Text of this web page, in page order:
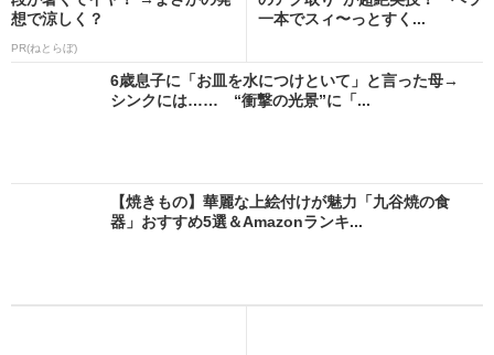
想で涼しく？
PR(ねとらぼ)
一本でスィ〜っとすく...
6歳息子に「お皿を水につけといて」と言った母→
シンクには…… “衝撃の光景”に「...
【焼きもの】華麗な上絵付けが魅力「九谷焼の食
器」おすすめ5選＆Amazonランキ...